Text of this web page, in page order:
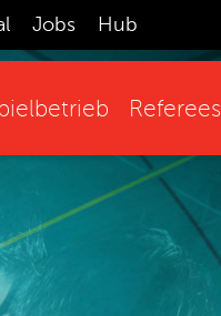
Jobs Hub
Referees